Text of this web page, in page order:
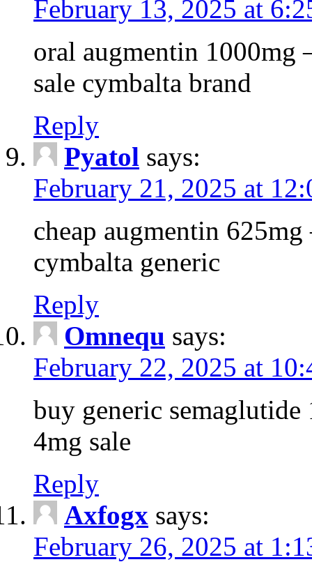
February 13, 2025 at
oral augmentin 1000mg
sale cymbalta brand
Reply
Pyatol says:
February 21, 2025 at
cheap augmentin
cymbalta generic
Reply
Omnequ says:
February 22, 2025 at
buy generic
4mg sale
Reply
Axfogx says:
February 26, 2025 at